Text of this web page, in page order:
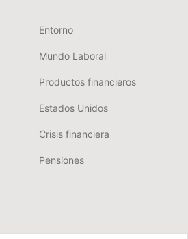
Entorno
Mundo Laboral
Productos financieros
Estados Unidos
Crisis financiera
Pensiones